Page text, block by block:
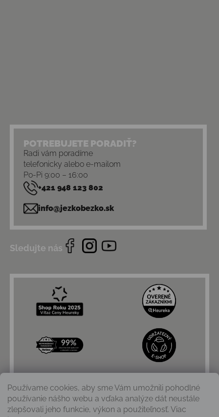
Používame cookies, aby sme Vám umožnili pohodlné
používanie nášho webu a vďaka analýze dát neustále
zlepšovali jeho funkcie, výkon a použiteľnosť. Viac
POTREBUJETE PORADIŤ?
Radi vám poradíme
telefonicky alebo e-mailom
Po-Pi 9:00 – 16:00
+421 948 123 802
info@jezkobezko.sk
Sledujte nás